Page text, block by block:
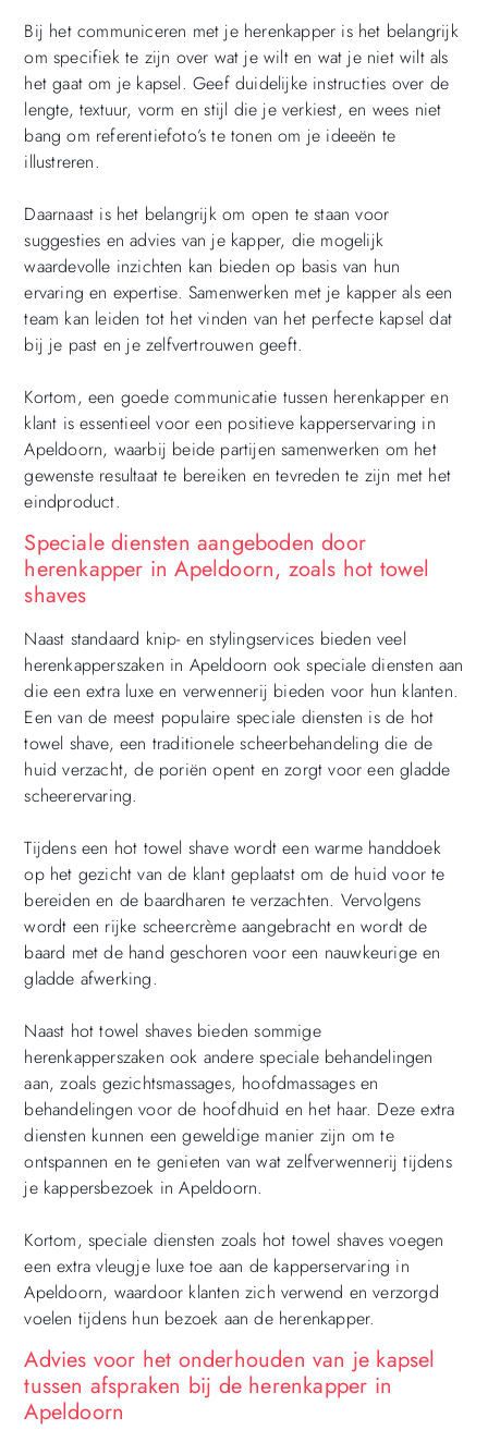
Bij het communiceren met je herenkapper is het belangrijk
om specifiek te zijn over wat je wilt en wat je niet wilt als
het gaat om je kapsel. Geef duidelijke instructies over de
lengte, textuur, vorm en stijl die je verkiest, en wees niet
bang om referentiefoto’s te tonen om je ideeën te
illustreren.
Daarnaast is het belangrijk om open te staan voor
suggesties en advies van je kapper, die mogelijk
waardevolle inzichten kan bieden op basis van hun
ervaring en expertise. Samenwerken met je kapper als een
team kan leiden tot het vinden van het perfecte kapsel dat
bij je past en je zelfvertrouwen geeft.
Kortom, een goede communicatie tussen herenkapper en
klant is essentieel voor een positieve kapperservaring in
Apeldoorn, waarbij beide partijen samenwerken om het
gewenste resultaat te bereiken en tevreden te zijn met het
eindproduct.
Speciale diensten aangeboden door
herenkapper in Apeldoorn, zoals hot towel
shaves
Naast standaard knip- en stylingservices bieden veel
herenkapperszaken in Apeldoorn ook speciale diensten aan
die een extra luxe en verwennerij bieden voor hun klanten.
Een van de meest populaire speciale diensten is de hot
towel shave, een traditionele scheerbehandeling die de
huid verzacht, de poriën opent en zorgt voor een gladde
scheerervaring.
Tijdens een hot towel shave wordt een warme handdoek
op het gezicht van de klant geplaatst om de huid voor te
bereiden en de baardharen te verzachten. Vervolgens
wordt een rijke scheercrème aangebracht en wordt de
baard met de hand geschoren voor een nauwkeurige en
gladde afwerking.
Naast hot towel shaves bieden sommige
herenkapperszaken ook andere speciale behandelingen
aan, zoals gezichtsmassages, hoofdmassages en
behandelingen voor de hoofdhuid en het haar. Deze extra
diensten kunnen een geweldige manier zijn om te
ontspannen en te genieten van wat zelfverwennerij tijdens
je kappersbezoek in Apeldoorn.
Kortom, speciale diensten zoals hot towel shaves voegen
een extra vleugje luxe toe aan de kapperservaring in
Apeldoorn, waardoor klanten zich verwend en verzorgd
voelen tijdens hun bezoek aan de herenkapper.
Advies voor het onderhouden van je kapsel
tussen afspraken bij de herenkapper in
Apeldoorn